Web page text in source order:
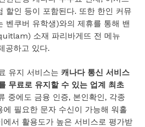
할인 등이 포함된다. 또한 한인 커뮤
벤쿠버 유학생)와의 제휴를 통해 밴
소재 파리바게뜨 전 메뉴
공하고 있다.
유지 서비스는 캐나다 통신 서비스
무료로 유지할 수 있는 업계 최초
중에도 금융 인증, 본인확인, 각종
에 필요한 문자 수신이 가능해 워홀
에서 활용도가 높은 서비스로 평가받